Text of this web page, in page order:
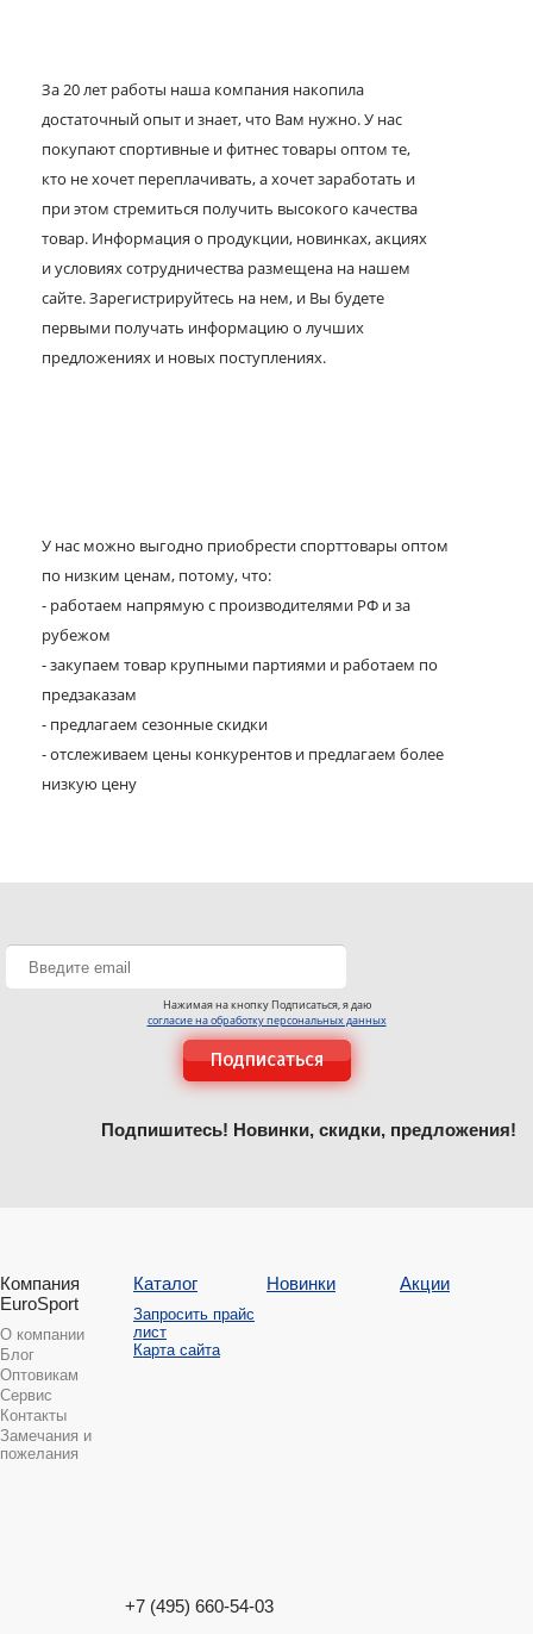
За 20 лет работы наша компания накопила
достаточный опыт и знает, что Вам нужно. У нас
покупают спортивные и фитнес товары оптом те,
кто не хочет переплачивать, а хочет заработать и
при этом стремиться получить высокого качества
товар. Информация о продукции, новинках, акциях
и условиях сотрудничества размещена на нашем
сайте. Зарегистрируйтесь на нем, и Вы будете
первыми получать информацию о лучших
предложениях и новых поступлениях.
У нас можно выгодно приобрести спорттовары оптом
по низким ценам, потому, что:
- работаем напрямую с производителями РФ и за
рубежом
- закупаем товар крупными партиями и работаем по
предзаказам
- предлагаем сезонные скидки
- отслеживаем цены конкурентов и предлагаем более
низкую цену
Нажимая на кнопку Подписаться, я даю
согласие на обработку персональных данных
Подпишитесь! Новинки, скидки, предложения!
Компания
EuroSport
О компании
Блог
Оптовикам
Сервис
Контакты
Замечания и
пожелания
Каталог
Запросить прайс
лист
Карта сайта
Новинки Акции
+7 (495) 660-54-03